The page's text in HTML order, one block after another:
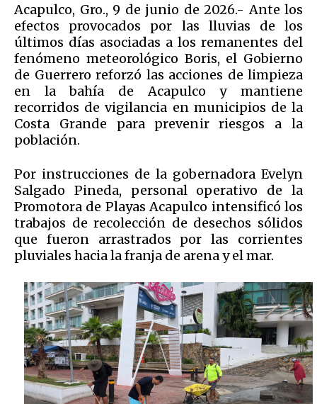
Acapulco, Gro., 9 de junio de 2026.- Ante los
efectos provocados por las lluvias de los
últimos días asociadas a los remanentes del
fenómeno meteorológico Boris, el Gobierno
de Guerrero reforzó las acciones de limpieza
en la bahía de Acapulco y mantiene
recorridos de vigilancia en municipios de la
Costa Grande para prevenir riesgos a la
población.
Por instrucciones de la gobernadora Evelyn
Salgado Pineda, personal operativo de la
Promotora de Playas Acapulco intensificó los
trabajos de recolección de desechos sólidos
que fueron arrastrados por las corrientes
pluviales hacia la franja de arena y el mar.